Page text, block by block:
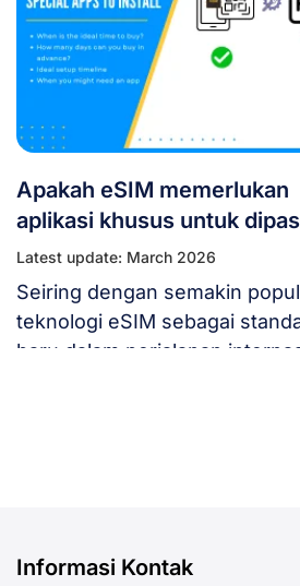
Apakah eSIM memerlukan
aplikasi khusus untuk
Latest update: March 2026
Seiring dengan semakin
teknologi eSIM sebagai
baru dalam perjalanan
aspek teknisnya mungkin
Informasi Kontak